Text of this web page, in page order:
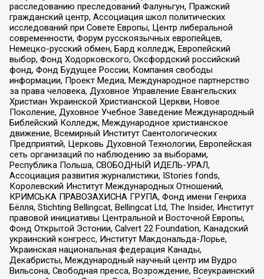
расследованию преследований Фалуньгун, Пражский
гражданский центр, Ассоциация школ политических
исследований при Совете Европы, Центр либеральной
современности, Форум русскоязычных европейцев,
Немецко-русский обмен, Бард колледж, Европейский
выбор, Фонд Ходорковского, Оксфордский российский
фонд, Фонд Будущее России, Компания свободы
информации, Проект Медиа, Международное партнерство
за права человека, Духовное Управление Евангельских
Христиан Украинской Христианской Церкви, Новое
Поколение, Духовное Учебное Заведение Международный
Библейский Колледж, Международное христианское
движение, Всемирный Институт Саентологических
Предприятий, Церковь Духовной Технологии, Европейская
сеть организаций по наблюдению за выборами,
Республика Польша, СВОБОДНЫЙ ИДЕЛЬ-УРАЛ,
Ассоциация развития журналистики, IStories fonds,
Королевский Институт Международных Отношений,
КРИМСЬКА ПРАВОЗАХИСНА ГРУПА, Фонд имени Генриха
Бёлля, Stichting Bellingcat, Bellingcat Ltd, The Insider, Институт
правовой инициативы Центральной и Восточной Европы,
Фонд Открытой Эстонии, Calvert 22 Foundation, Канадский
украинский конгресс, Институт Макдональда-Лорье,
Украинская национальная федерация Канады,
Декабристы, Международный научный центр им Вудро
Вильсона, Свободная пресса, Возрождение, Всеукраинский